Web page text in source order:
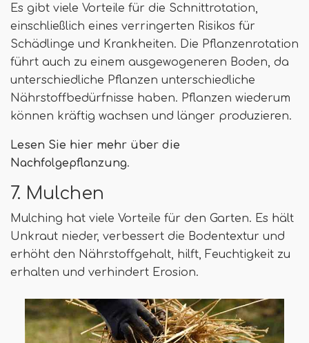
Es gibt viele Vorteile für die Schnittrotation,
einschließlich eines verringerten Risikos für
Schädlinge und Krankheiten. Die Pflanzenrotation
führt auch zu einem ausgewogeneren Boden, da
unterschiedliche Pflanzen unterschiedliche
Nährstoffbedürfnisse haben. Pflanzen wiederum
können kräftig wachsen und länger produzieren.
Lesen Sie hier mehr über die
Nachfolgepflanzung.
7. Mulchen
Mulching hat viele Vorteile für den Garten. Es hält
Unkraut nieder, verbessert die Bodentextur und
erhöht den Nährstoffgehalt, hilft, Feuchtigkeit zu
erhalten und verhindert Erosion.